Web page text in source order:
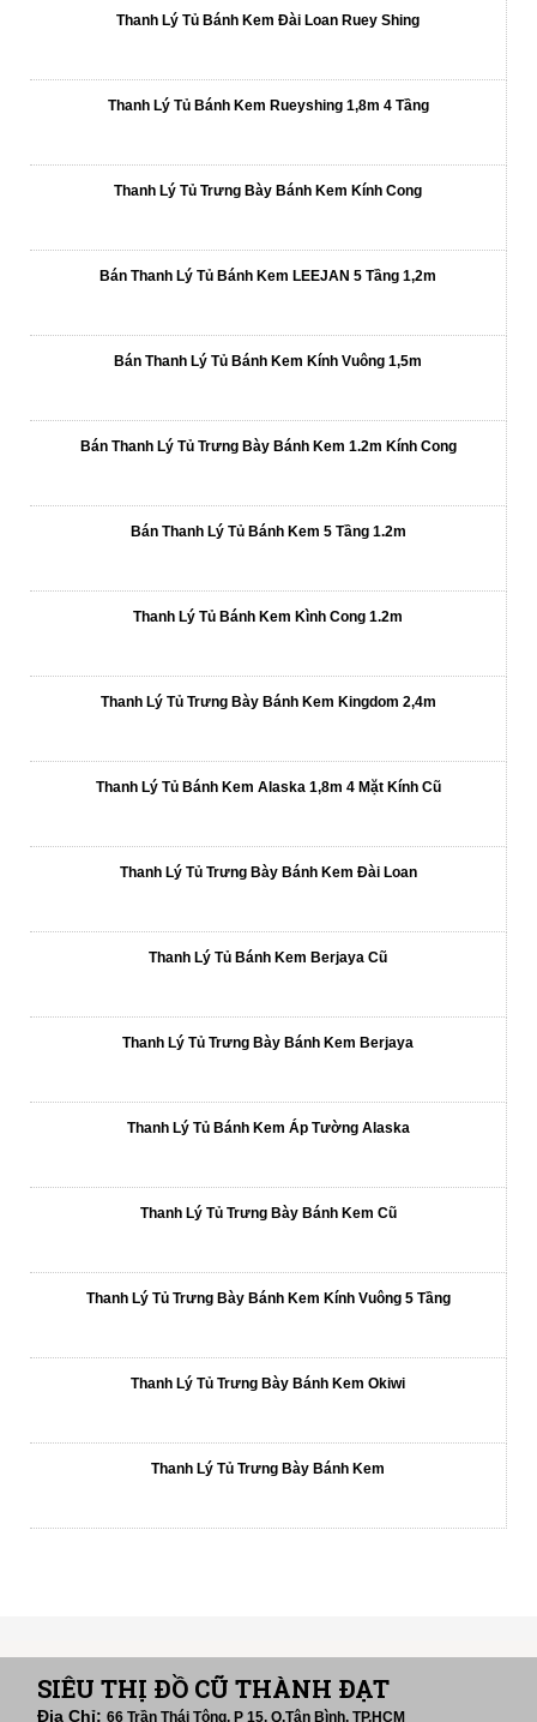
Thanh Lý Tủ Bánh Kem Đài Loan Ruey Shing
Thanh Lý Tủ Bánh Kem Rueyshing 1,8m 4 Tầng
Thanh Lý Tủ Trưng Bày Bánh Kem Kính Cong
Bán Thanh Lý Tủ Bánh Kem LEEJAN 5 Tầng 1,2m
Bán Thanh Lý Tủ Bánh Kem Kính Vuông 1,5m
Bán Thanh Lý Tủ Trưng Bày Bánh Kem 1.2m Kính Cong
Bán Thanh Lý Tủ Bánh Kem 5 Tầng 1.2m
Thanh Lý Tủ Bánh Kem Kình Cong 1.2m
Thanh Lý Tủ Trưng Bày Bánh Kem Kingdom 2,4m
Thanh Lý Tủ Bánh Kem Alaska 1,8m 4 Mặt Kính Cũ
Thanh Lý Tủ Trưng Bày Bánh Kem Đài Loan
Thanh Lý Tủ Bánh Kem Berjaya Cũ
Thanh Lý Tủ Trưng Bày Bánh Kem Berjaya
Thanh Lý Tủ Bánh Kem Áp Tường Alaska
Thanh Lý Tủ Trưng Bày Bánh Kem Cũ
Thanh Lý Tủ Trưng Bày Bánh Kem Kính Vuông 5 Tầng
Thanh Lý Tủ Trưng Bày Bánh Kem Okiwi
Thanh Lý Tủ Trưng Bày Bánh Kem
SIÊU THỊ ĐỒ CŨ THÀNH ĐẠT
Địa Chỉ: 66 Trần Thái Tông. P 15. Q.Tân Bình. TP.HCM